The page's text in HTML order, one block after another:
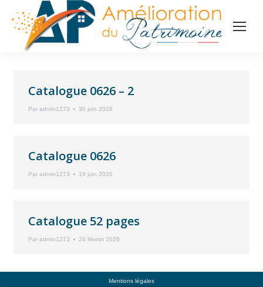
Catalogue 0626 – 2
Par admin1273 30 juin 2026
Catalogue 0626
Par admin1273 19 juin 2026
Catalogue 52 pages
Par admin1273 24 février 2026
Mentions légales